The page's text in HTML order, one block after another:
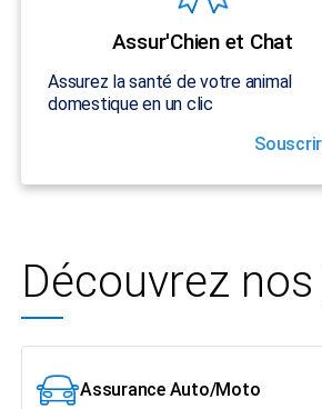
Assur'Chien et Chat
Assurez la santé de votre animal
domestique en un clic
Découvrez
Assurance Auto/Moto